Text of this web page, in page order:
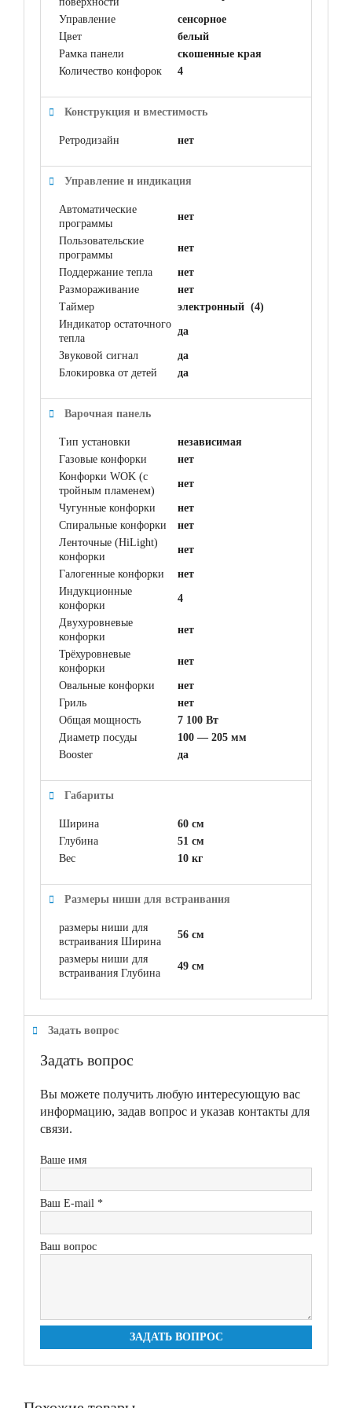
Управление
сенсорное
Цвет
белый
Рамка панели
скошенные края
Количество конфорок
4
Конструкция и вместимость
Ретродизайн нет
Управление и индикация
Автоматические
программы
нет
Пользовательские
программы
нет
Поддержание тепла
нет
Размораживание
нет
Таймер
электронный (4)
Индикатор остаточного
тепла
да
Звуковой сигнал
да
Блокировка от детей
да
Варочная панель
Тип установки
независимая
Газовые конфорки
нет
Конфорки WOK (с
тройным пламенем)
нет
Чугунные конфорки
нет
Спиральные конфорки
нет
Ленточные (HiLight)
конфорки
нет
Галогенные конфорки
нет
Индукционные
конфорки
4
Двухуровневые
конфорки
нет
Трёхуровневые
конфорки
нет
Овальные конфорки
нет
Гриль
нет
Общая мощность
7 100 Вт
Диаметр посуды
100 — 205 мм
Booster
да
Габариты
Ширина
60 см
Глубина
51 см
Вес
10 кг
Размеры ниши для встраивания
размеры ниши для
встраивания Ширина
56 см
размеры ниши для
встраивания Глубина
49 см
Задать вопрос
Задать вопрос
Вы можете получить любую интересующую вас
информацию, задав вопрос и указав контакты для
связи.
Ваше имя
Ваш E-mail *
Ваш вопрос
ЗАДАТЬ ВОПРОС